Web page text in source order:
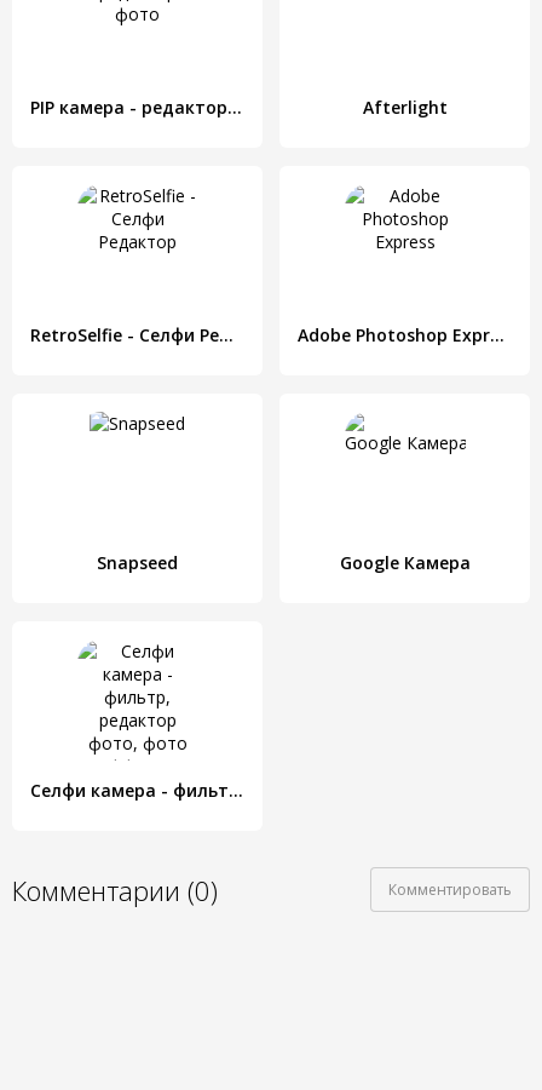
PIP камера - редактор фото Afterlight
RetroSelfie - Селфи Редактор Adobe Photoshop Express
Snapseed Google Камера
Cелфи камера - фильтр, редактор фото, фото эффекты
Комментарии (0) Комментировать